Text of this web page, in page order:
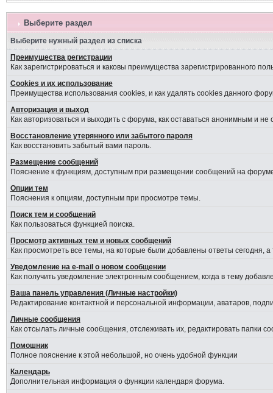
Выберите раздел
Выберите нужный раздел из списка
Преимущества регистрации
Как зарегистрироваться и каковы преимущества зарегистрированного
Cookies и их использование
Преимущества использования cookies, и как удалять cookies данного
Авторизация и выход
Как авторизоваться и выходить с форума, как оставаться анонимным и
Восстановление утерянного или забытого пароля
Как восстановить забытый вами пароль.
Размещение сообщений
Пояснение к функциям, доступным при размещении сообщений на
Опции тем
Пояснения к опциям, доступным при просмотре темы.
Поиск тем и сообщений
Как пользоваться функцией поиска.
Просмотр активных тем и новых сообщений
Как просмотреть все темы, на которые были добавлены ответы сегодня,
Уведомление на е-mail о новом сообщении
Как получить уведомление электронным сообщением, когда в тему
Ваша панель управления (Личные настройки)
Редактирование контактной и персональной информации, аватаров,
Личные сообщения
Как отсылать личные сообщения, отслеживать их, редактировать папки
Помошник
Полное пояснение к этой небольшой, но очень удобной функции
Календарь
Дополнительная информация о функции календаря форума.